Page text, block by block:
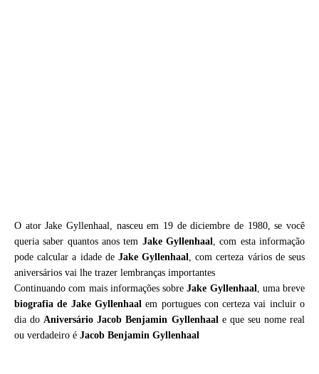
O ator Jake Gyllenhaal, nasceu em 19 de diciembre de 1980, se você
queria saber quantos anos tem Jake Gyllenhaal, com esta informação
pode calcular a idade de Jake Gyllenhaal, com certeza vários de seus
aniversários vai lhe trazer lembranças importantes
Continuando com mais informações sobreJake Gyllenhaal, uma breve
biografia de Jake Gyllenhaalem portugues con certeza vai incluir o
dia doAniversário Jacob Benjamin Gyllenhaale que seu nome real
ou verdadeiro é Jacob Benjamin Gyllenhaal